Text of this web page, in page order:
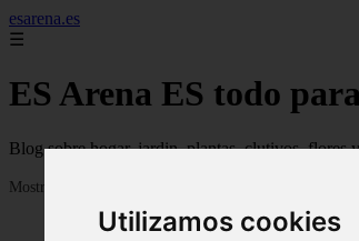
Utilizamos cookies
esarena.es
☰
ES Arena ES todo
Blog sobre hogar, jardin, plantas, clutivos, flores
Mostrando 1 - 24 de 2120 artículos